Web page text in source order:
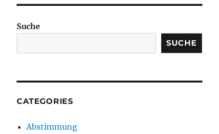
Suche
SUCHE
CATEGORIES
Abstimmung